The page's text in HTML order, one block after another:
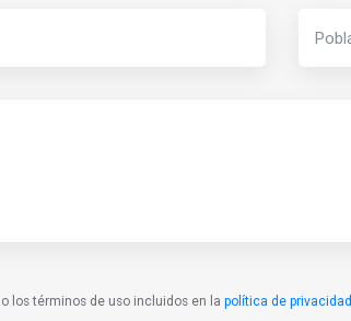
los términos de uso incluidos en lapolítica de privacidad